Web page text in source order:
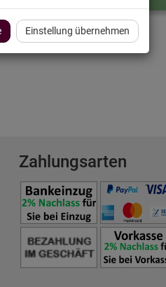
Zahlungsarten
Einstellung übernehmen